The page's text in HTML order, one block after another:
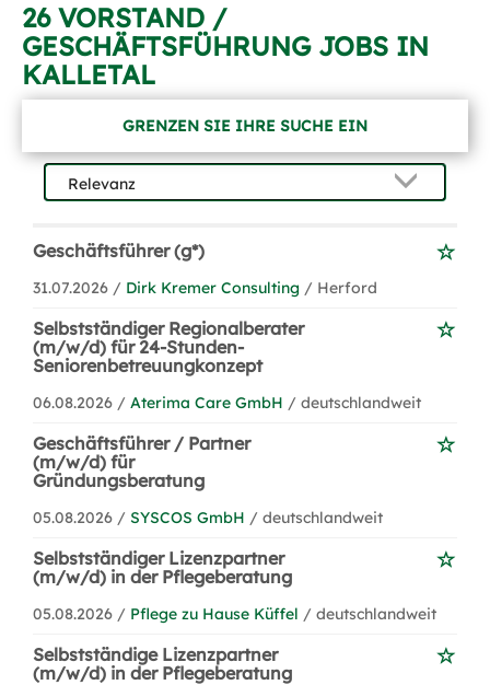
26 VORSTAND /
GESCHÄFTSFÜHRUNG JOBS IN
KALLETAL
GRENZEN SIE IHRE SUCHE EIN
Geschäftsführer (g*)
31.07.2026 / Dirk Kremer Consulting / Herford
Selbstständiger Regionalberater
(m/w/d) für 24-Stunden-
Seniorenbetreuungkonzept
06.08.2026 / Aterima Care GmbH / deutschlandweit
Geschäftsführer / Partner
(m/w/d) für
Gründungsberatung
05.08.2026 / SYSCOS GmbH / deutschlandweit
Selbstständiger Lizenzpartner
(m/w/d) in der Pflegeberatung
05.08.2026 / Pflege zu Hause Küffel / deutschlandweit
Selbstständige Lizenzpartner
(m/w/d) in der Pflegeberatung